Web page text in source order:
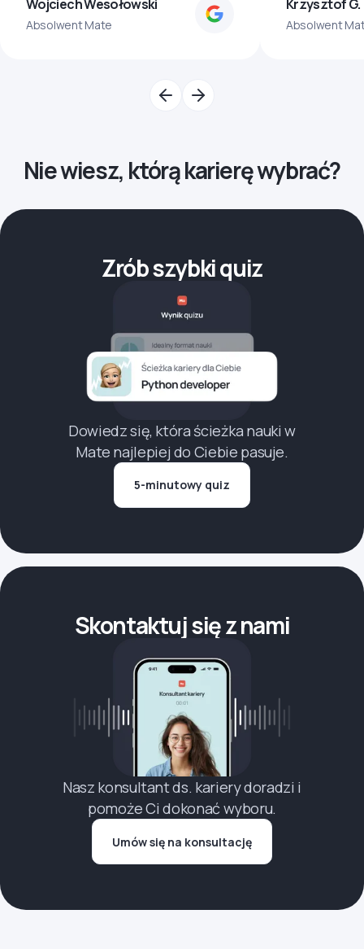
Wojciech Wesołowski
Absolwent Mate
Krzysztof G.
Absolwent
Nie wiesz, którą karierę wybrać?
Zrób szybki quiz
Dowiedz się, która ścieżka nauki w
Mate najlepiej do Ciebie pasuje.
5-minutowy quiz
Skontaktuj się z nami
Nasz konsultant ds. kariery doradzi i
pomoże Ci dokonać wyboru.
Umów się na konsultację